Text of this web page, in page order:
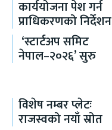
कार्ययोजना पेश गर्न
प्राधिकरणको निर्देशन
‘स्टार्टअप समिट
नेपाल–२०२६’ सुरु
विशेष नम्बर प्लेटः
राजस्वको नयाँ स्रोत